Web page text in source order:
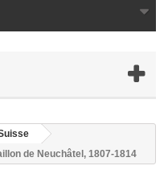
de Neuchâtel, 1807-1814